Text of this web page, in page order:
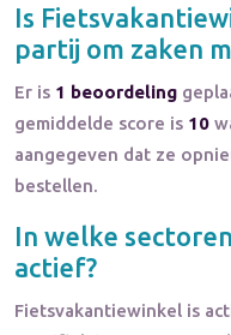
Is
partij om zaken
Er is 1 beoordeling
gemiddelde score is 10
aangegeven dat ze
bestellen.
In welke
actief?
Fietsvakantiewinkel is